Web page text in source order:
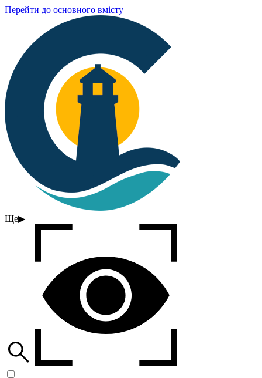
Перейти до основного вмісту
Ще▶